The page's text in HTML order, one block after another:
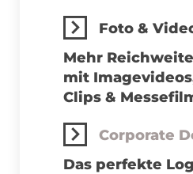
Foto &
Mehr
mit
Clips &
Corporate
Das perfekte